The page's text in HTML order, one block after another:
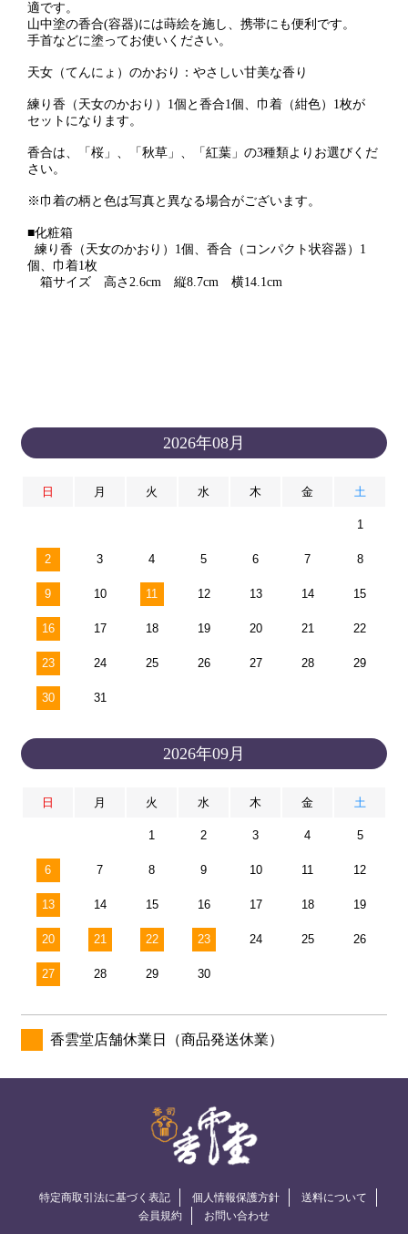
適です。
山中塗の香合(容器)には蒔絵を施し、携帯にも便利です。
手首などに塗ってお使いください。
天女（てんにょ）のかおり：やさしい甘美な香り
練り香（天女のかおり）1個と 香合1個、巾着（紺色）1枚が
セットになります。
香合は、「桜」、「秋草」、「紅葉」の3種類よりお選びくだ
さい。
※巾着の柄と色は写真と異なる場合がございます。
■化粧箱
練り香（天女のかおり）1個、香合（コンパクト状容器）1
個、巾着1枚
箱サイズ 高さ2.6cm 縦8.7cm 横14.1cm
2026年08月
日 月 火 水 木 金 土
1
2 3 4 5 6 7 8
9 10 11 12 13 14 15
16 17 18 19 20 21 22
23 24 25 26 27 28 29
30 31
2026年09月
日 月 火 水 木 金 土
1 2 3 4 5
6 7 8 9 10 11 12
13 14 15 16 17 18 19
20 21 22 23 24 25 26
27 28 29 30
香雲堂店舗休業日（商品発送休業）
特定商取引法に基づく表記 個人情報保護方針
送料について
会員規約
お問い合わせ